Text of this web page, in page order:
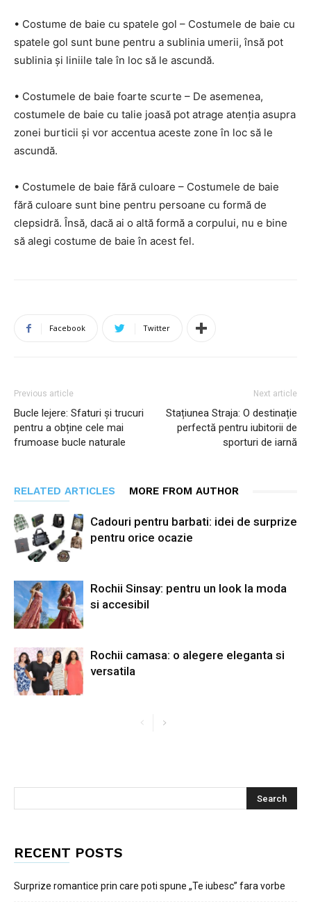
• Costume de baie cu spatele gol – Costumele de baie cu
spatele gol sunt bune pentru a sublinia umerii, însă pot
sublinia și liniile tale în loc să le ascundă.
• Costumele de baie foarte scurte – De asemenea,
costumele de baie cu talie joasă pot atrage atenția asupra
zonei burticii și vor accentua aceste zone în loc să le
ascundă.
• Costumele de baie fără culoare – Costumele de baie
fără culoare sunt bine pentru persoane cu formă de
clepsidră. Însă, dacă ai o altă formă a corpului, nu e bine
să alegi costume de baie în acest fel.
Facebook Twitter
Previous article
Bucle lejere: Sfaturi și trucuri
pentru a obține cele mai
frumoase bucle naturale
Next article
Stațiunea Straja: O destinație
perfectă pentru iubitorii de
sporturi de iarnă
RELATED ARTICLES MORE FROM AUTHOR
Cadouri pentru barbati: idei de surprize
pentru orice ocazie
Rochii Sinsay: pentru un look la moda
si accesibil
Rochii camasa: o alegere eleganta si
versatila
RECENT POSTS
Surprize romantice prin care poti spune „Te iubesc” fara vorbe